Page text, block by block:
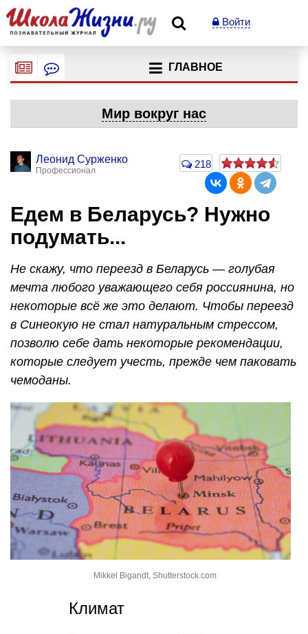
Войти
ГЛАВНОЕ
Мир вокруг нас
Леонид Сурженко
Профессионал
218
Едем в Беларусь? Нужно
подумать...
Не скажу, что переезд в Беларусь — голубая
мечта любого уважающего себя россиянина, но
некоторые всё же это делают. Чтобы переезд
в Синеокую не стал натуральным стрессом,
позволю себе дать некоторые рекомендации,
которые следует учесть, прежде чем паковать
чемоданы.
Mikkel Bigandt, Shutterstock.com
Климат